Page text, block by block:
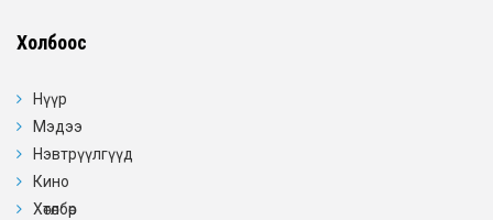
Холбоос
Нүүр
Мэдээ
Нэвтрүүлгүүд
Кино
Хөтөлбөр